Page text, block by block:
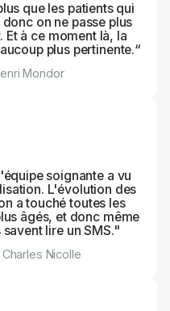
que les patients qui
on ne passe plus
Et à ce moment là, la
plus pertinente.“
Mondor
soignante a vu
L'évolution des
a touché toutes les
âgés, et donc même
lire un SMS."
Nicolle